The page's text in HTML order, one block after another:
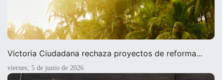
Victoria Ciudadana rechaza proyectos de reforma...
viernes, 5 de junio de 2026